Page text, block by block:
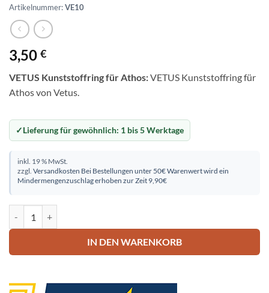
Artikelnummer:VE10
3,50 €
VETUS Kunststoffring für Athos:VETUS Kunststoffring für
Athos von Vetus.
Lieferung für gewöhnlich: 1 bis 5 Werktage
inkl. 19 % MwSt.
zzgl. Versandkosten Bei Bestellungen unter 50€ Warenwert wird ein
Mindermengenzuschlag erhoben zur Zeit 9,90€
IN DEN WARENKORB